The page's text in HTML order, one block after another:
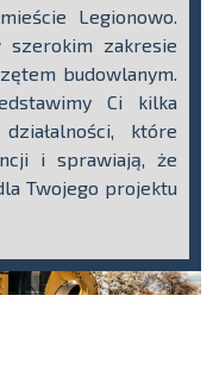
Legionowo.
zakresie
budowlanym.
Ci kilka
które
i sprawiają, że
Twojego projektu